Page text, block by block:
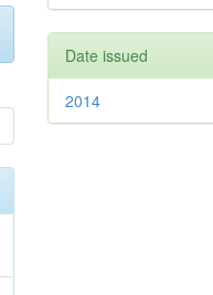
Date issued
2014